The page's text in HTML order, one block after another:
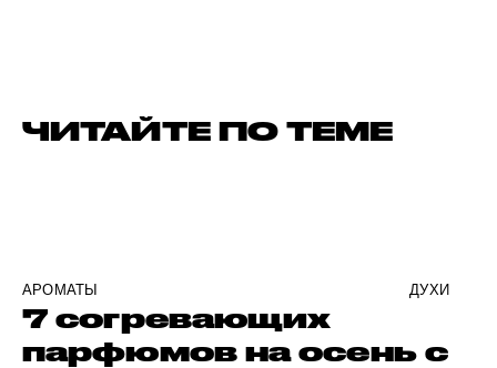
ЧИТАЙТЕ ПО ТЕМЕ
АРОМАТЫ ДУХИ
7 согревающих
парфюмов на осень с